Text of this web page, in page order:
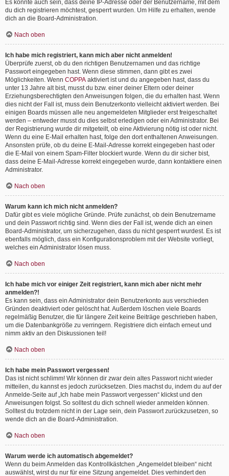
Es könnte auch sein, dass deine IP-Adresse oder der Benutzername, mit dem
du dich registrieren möchtest, gesperrt wurden. Um Hilfe zu erhalten, wende
dich an die Board-Administration.
Nach oben
Ich habe mich registriert, kann mich aber nicht anmelden!
Überprüfe zuerst, ob du den richtigen Benutzernamen und das richtige
Passwort eingegeben hast. Wenn diese stimmen, dann gibt es zwei
Möglichkeiten. Wenn COPPA aktiviert ist und du angegeben hast, dass du
unter 13 Jahre alt bist, musst du bzw. einer deiner Eltern oder deiner
Erziehungsberechtigten den Anweisungen folgen, die du erhalten hast. Wenn
dies nicht der Fall ist, muss dein Benutzerkonto vielleicht aktiviert werden. Bei
einigen Boards müssen alle neu angemeldeten Mitglieder erst freigeschaltet
werden – entweder musst du dies selbst erledigen oder ein Administrator. Bei
der Registrierung wurde dir mitgeteilt, ob eine Aktivierung nötig ist oder nicht.
Wenn du eine E-Mail erhalten hast, folge den dort enthaltenen Anweisungen.
Ansonsten prüfe, ob du deine E-Mail-Adresse korrekt eingegeben hast oder
die E-Mail von einem Spam-Filter blockiert wurde. Wenn du dir sicher bist,
dass deine E-Mail-Adresse korrekt eingegeben wurde, dann kontaktiere einen
Administrator.
Nach oben
Warum kann ich mich nicht anmelden?
Dafür gibt es viele mögliche Gründe. Prüfe zunächst, ob dein Benutzername
und dein Passwort richtig sind. Wenn dies der Fall ist, wende dich an einen
Board-Administrator, um sicherzugehen, dass du nicht gesperrt wurdest. Es ist
ebenfalls möglich, dass ein Konfigurationsproblem mit der Website vorliegt,
welches ein Administrator lösen muss.
Nach oben
Ich habe mich vor einiger Zeit registriert, kann mich aber nicht mehr
anmelden?!
Es kann sein, dass ein Administrator dein Benutzerkonto aus verschieden
Gründen deaktiviert oder gelöscht hat. Außerdem löschen viele Boards
regelmäßig Benutzer, die für längere Zeit keine Beiträge geschrieben haben,
um die Datenbankgröße zu verringern. Registriere dich einfach erneut und
nimm aktiv an den Diskussionen teil!
Nach oben
Ich habe mein Passwort vergessen!
Das ist nicht schlimm! Wir können dir zwar dein altes Passwort nicht wieder
mitteilen, du kannst es jedoch zurücksetzen. Dies machst du, indem du auf der
Anmelde-Seite auf „Ich habe mein Passwort vergessen“ klickst und den
Anweisungen folgst. So solltest du dich schnell wieder anmelden können.
Solltest du trotzdem nicht in der Lage sein, dein Passwort zurückzusetzen, so
wende dich an die Board-Administration.
Nach oben
Warum werde ich automatisch abgemeldet?
Wenn du beim Anmelden das Kontrollkästchen „Angemeldet bleiben“ nicht
auswählst, wirst du nur für eine Sitzung angemeldet. Dies verhindert den